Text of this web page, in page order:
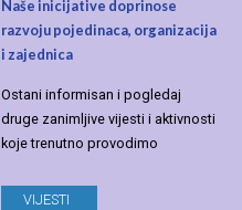
Naše inicijative doprinose
razvoju pojedinaca, organizacija
i zajednica
Ostani informisan i pogledaj
druge zanimljive vijesti i aktivnosti
koje trenutno provodimo
VIJESTI